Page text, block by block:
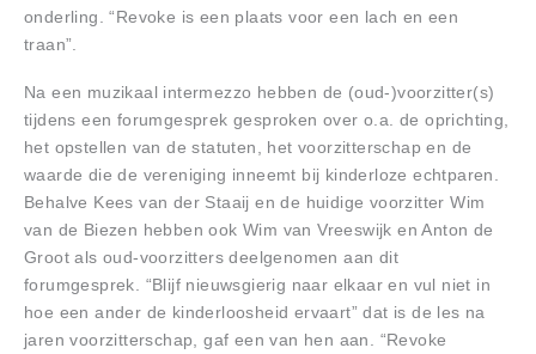
onderling. “Revoke is een plaats voor een lach en een
traan”.
Na een muzikaal intermezzo hebben de (oud-)voorzitter(s)
tijdens een forumgesprek gesproken over o.a. de oprichting,
het opstellen van de statuten, het voorzitterschap en de
waarde die de vereniging inneemt bij kinderloze echtparen.
Behalve Kees van der Staaij en de huidige voorzitter Wim
van de Biezen hebben ook Wim van Vreeswijk en Anton de
Groot als oud-voorzitters deelgenomen aan dit
forumgesprek. “Blijf nieuwsgierig naar elkaar en vul niet in
hoe een ander de kinderloosheid ervaart” dat is de les na
jaren voorzitterschap, gaf een van hen aan. “Revoke